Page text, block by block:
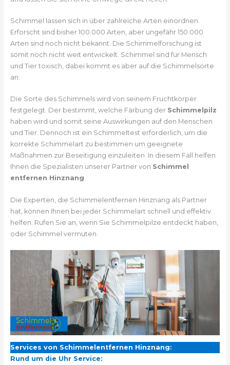
Schimmel lassen sich in über zahlreiche Arten einordnen.
Erforscht sind bisher 100.000 Arten, aber ungefähr 150.000
Arten sind noch nicht bekannt. Die Schimmelforschung ist
somit noch nicht weit entwickelt. Schimmel sind für Mensch
und Tier toxisch, dabei kommt es aber auf die Schimmelsorte
an.
Die Sorte des Schimmels wird von seinem Fruchtkörper
festgelegt. Der bestimmt, welche Färbung der Schimmelpilz
haben wird und somit seine Auswirkungen auf den Menschen
und Tier. Dennoch ist ein Schimmeltest erforderlich, um die
korrekte Schimmelart zu bestimmen um geeignete
Maßnahmen zur Beseitigung einzuleiten. In diesem Fall helfen
Ihnen die Spezialisten unserer Partner von Schimmel
entfernen Hinznang.
Die Experten, die Schimmelentfernen Hinznang als Partner
hat, können Ihnen bei jeder Schimmelart schnell und effektiv
helfen. Rufen Sie an, wenn Sie Schimmelpilze entdeckt haben,
oder Schimmel vermuten.
Services von Schimmelentfernen Hinznang:
Rund um die Uhr Service: